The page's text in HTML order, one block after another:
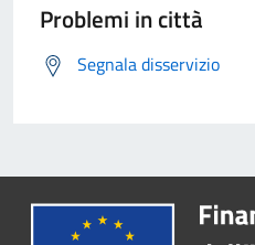
Problemi in città
Segnala disservizio